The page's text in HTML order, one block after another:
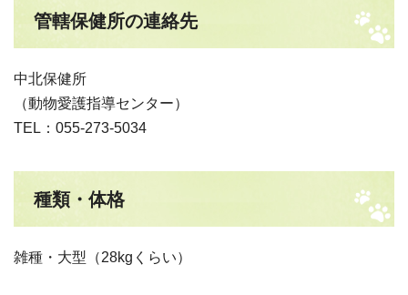
管轄保健所の連絡先
中北保健所
（動物愛護指導センター）
TEL：055-273-5034
種類・体格
雑種・大型（28kgくらい）